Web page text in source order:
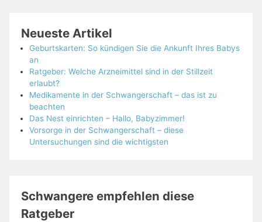
Neueste Artikel
Geburtskarten: So kündigen Sie die Ankunft Ihres Babys
an
Ratgeber: Welche Arzneimittel sind in der Stillzeit
erlaubt?
Medikamente in der Schwangerschaft – das ist zu
beachten
Das Nest einrichten – Hallo, Babyzimmer!
Vorsorge in der Schwangerschaft – diese
Untersuchungen sind die wichtigsten
Schwangere empfehlen diese
Ratgeber